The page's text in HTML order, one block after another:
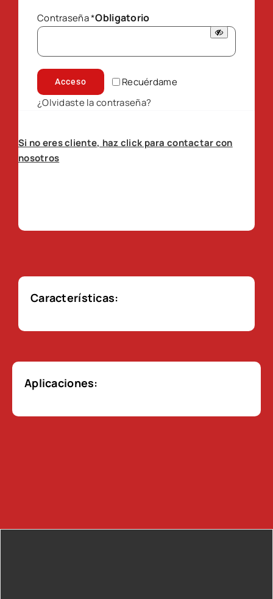
Contraseña*Obligatorio
Recuérdame
Acceso
¿Olvidaste la contraseña?
Si no eres cliente, haz click para contactar con
nosotros
Características:
Aplicaciones: